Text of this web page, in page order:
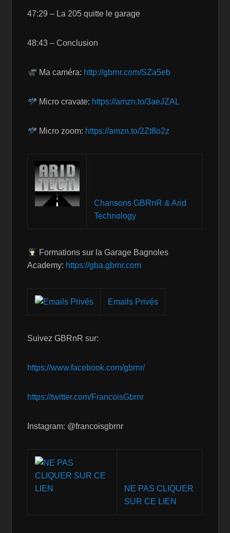
47:29 – La 205 quitte le garage
48:43 – Conclusion
Ma caméra: http://gbrnr.com/SZa5eb
Micro cravate: https://amzn.to/3aeJZAL
Micro zoom: https://amzn.to/2Zt8o2z
Chansons GBRnR & Arid
Technology
Formations sur la Garage Bagnoles
Academy: https://gba.gbrnr.com
Emails Privés
Suivez GBRnR sur:
https://www.facebook.com/gbrnr/
https://twitter.com/FrancoisGbrnr
Instagram: @francoisgbrnr
NE PAS CLIQUER
SUR CE LIEN